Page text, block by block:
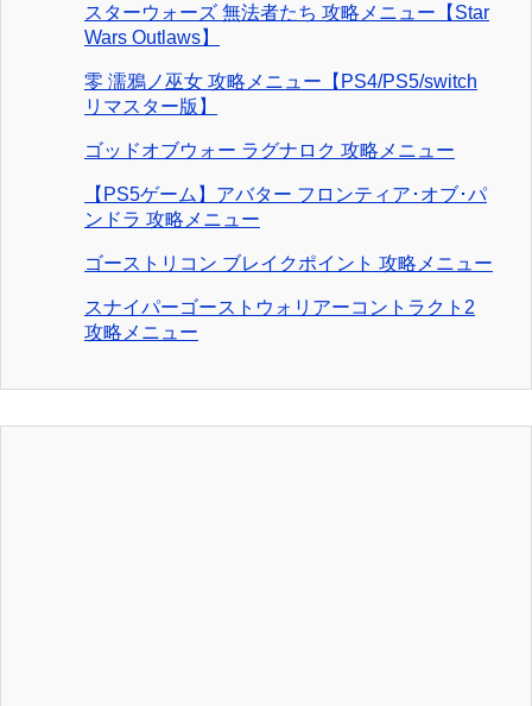
スターウォーズ 無法者たち 攻略メニュー【Star
Wars Outlaws】
零 濡鴉ノ巫女 攻略メニュー【PS4/PS5/switch
リマスター版】
ゴッドオブウォー ラグナロク 攻略メニュー
【PS5ゲーム】アバター フロンティア･オブ･パ
ンドラ 攻略メニュー
ゴーストリコン ブレイクポイント 攻略メニュー
スナイパーゴーストウォリアーコントラクト2
攻略メニュー